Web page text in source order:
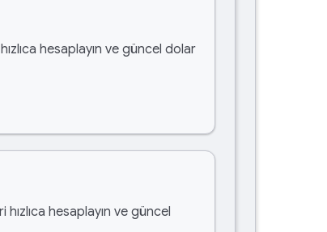
hesaplayın ve güncel dolar
hesaplayın ve güncel